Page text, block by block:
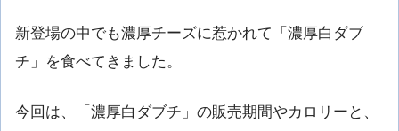
新登場の中でも濃厚チーズに惹かれて「濃厚白ダブ
チ」を食べてきました。
今回は、「濃厚白ダブチ」の販売期間やカロリーと、